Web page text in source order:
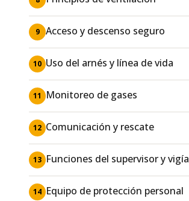
9 Acceso y descenso seguro
10 Uso del arnés y línea de vida
11 Monitoreo de gases
12 Comunicación y rescate
13 Funciones del supervisor y vigía
14 Equipo de protección personal